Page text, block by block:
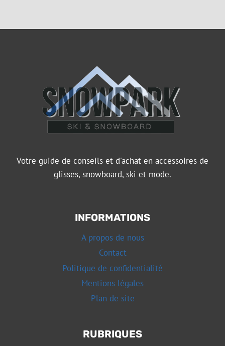
Votre guide de conseils et d'achat en accessoires de
glisses, snowboard, ski et mode.
INFORMATIONS
A propos de nous
Contact
Politique de confidentialité
Mentions légales
Plan de site
RUBRIQUES